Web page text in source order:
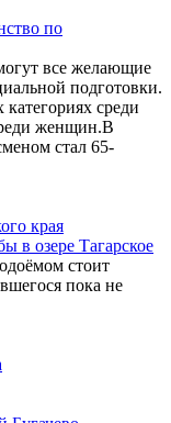
по
все желающие
подготовки.
среди
женщин.В
стал 65-
края
в озере Тагарское
стоит
пока не